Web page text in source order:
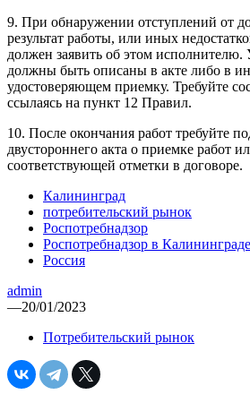
9. При обнаружении отступлений от
результат работы, или иных
должен заявить об этом исполнителю.
должны быть описаны в акте либо в
удостоверяющем приемку. Требуйте
ссылаясь на пункт 12 Правил.
10. После окончания работ требуйте
двустороннего акта о приемке работ
соответствующей отметки в договоре.
Калининград
потребительский рынок
Роспотребнадзор
Роспотребнадзор в Калининграде
Россия
admin
—20/01/2023
Потребительский рынок